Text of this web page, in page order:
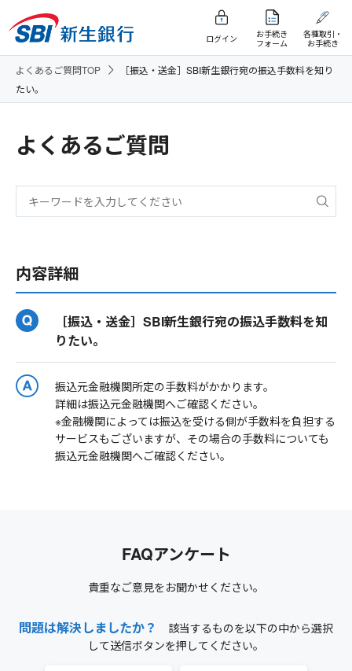
ログイン
お手続き
フォーム
各種取引・
お手続き
よくあるご質問TOP
［振込・送金］SBI新生銀行宛の振込手数料を知り
たい。
よくあるご質問
内容詳細
［振込・送金］SBI新生銀行宛の振込手数料を知
りたい。
振込元金融機関所定の手数料がかかります。
詳細は振込元金融機関へご確認ください。
※金融機関によっては振込を受ける側が手数料を負担する
サービスもございますが、その場合の手数料についても
振込元金融機関へご確認ください。
FAQアンケート
貴重なご意見をお聞かせください。
問題は解決しましたか？
該当するものを以下の中から選択
して送信ボタンを押してください。